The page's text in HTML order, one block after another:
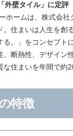
外壁タイル」に定評
ホームは、株式会社
住まいは人生を創
。」をコンセプト
、断熱性、デザイン
な住まいを年間で約
特徴